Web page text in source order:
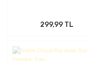
299,99 TL